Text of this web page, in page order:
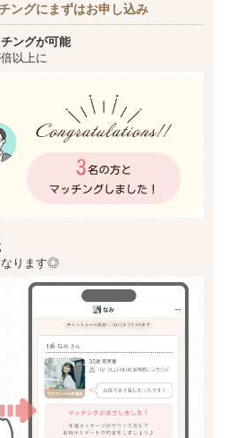
ングにまずはお申し込み
ングが可能
以上に
なります◎